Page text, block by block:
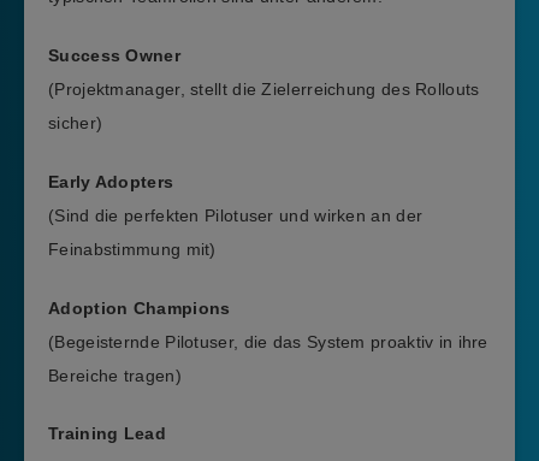
Success Owner
(Projektmanager, stellt die Zielerreichung des Rollouts
sicher)
Early Adopters
(Sind die perfekten Pilotuser und wirken an der
Feinabstimmung mit)
Adoption Champions
(Begeisternde Pilotuser, die das System proaktiv in ihre
Bereiche tragen)
Training Lead